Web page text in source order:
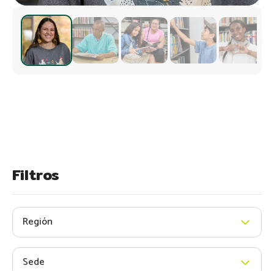
Filtros
Región
Sede